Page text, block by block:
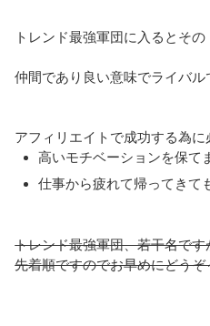
トレンド最強軍団に入るとそ
仲間であり良い意味でライバル
アフィリエイトで成功する為に
高いモチベーションを保て
仕事から疲れて帰ってきて
トレンド最強軍団、若干名で
先着順ですのでお早めにどうぞ